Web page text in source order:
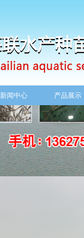
新闻中心 产品展示